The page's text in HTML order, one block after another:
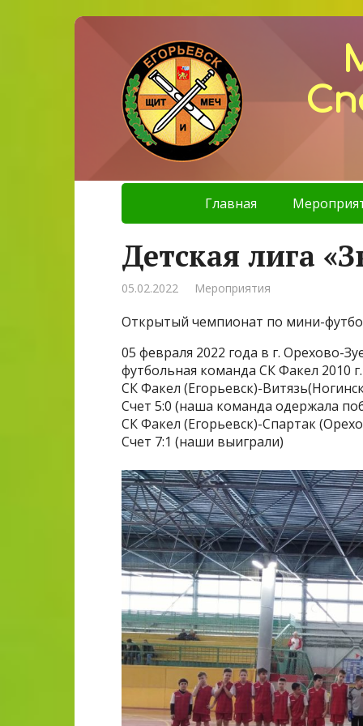
Главная
Детская лига
05.02.2022 Мероприятия
Открытый чемпионат по мини-
05 февраля 2022 года в г. Орехово-
футбольная команда СК Факел 2010
СК Факел (Егорьевск)-
Счет 5:0 (наша команда одержала
СК Факел (Егорьевск)-Спартак
Счет 7:1 (наши выиграли)